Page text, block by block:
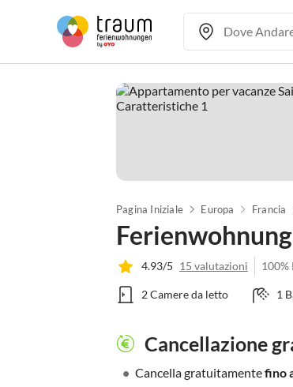
Pagina Iniziale Europa Francia
4.93/5 15 valutazioni 100%
2 Camere da letto 1
Cancellazione
• Cancella gratuitamentefino